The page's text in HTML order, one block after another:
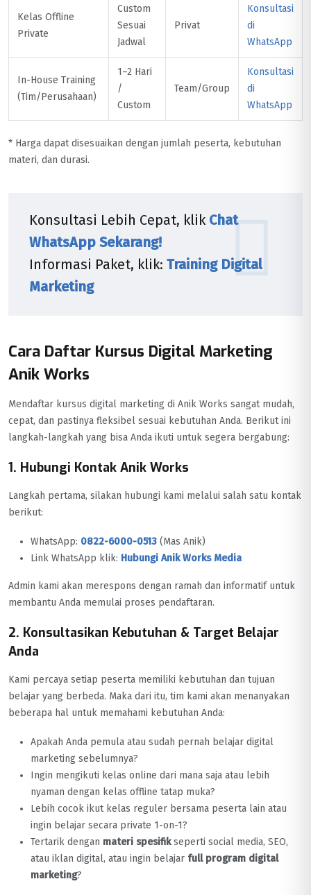
Kelas Offline
Private
Custom
Sesuai
Jadwal
Privat
Konsultasi
di
WhatsApp
In-House Training
(Tim/Perusahaan)
1–2 Hari
/
Custom
Team/Group
Konsultasi
di
WhatsApp
* Harga dapat disesuaikan dengan jumlah peserta, kebutuhan
materi, dan durasi.
Konsultasi Lebih Cepat, klik Chat
WhatsApp Sekarang!
Informasi Paket, klik: Training Digital
Marketing
Cara Daftar Kursus Digital Marketing
Anik Works
Mendaftar kursus digital marketing di Anik Works sangat mudah,
cepat, dan pastinya fleksibel sesuai kebutuhan Anda. Berikut ini
langkah-langkah yang bisa Anda ikuti untuk segera bergabung:
1. Hubungi Kontak Anik Works
Langkah pertama, silakan hubungi kami melalui salah satu kontak
berikut:
WhatsApp: 0822-6000-0513 (Mas Anik)
Link WhatsApp klik: Hubungi Anik Works Media
Admin kami akan merespons dengan ramah dan informatif untuk
membantu Anda memulai proses pendaftaran.
2. Konsultasikan Kebutuhan & Target Belajar
Anda
Kami percaya setiap peserta memiliki kebutuhan dan tujuan
belajar yang berbeda. Maka dari itu, tim kami akan menanyakan
beberapa hal untuk memahami kebutuhan Anda:
Apakah Anda pemula atau sudah pernah belajar digital
marketing sebelumnya?
Ingin mengikuti kelas online dari mana saja atau lebih
nyaman dengan kelas offline tatap muka?
Lebih cocok ikut kelas reguler bersama peserta lain atau
ingin belajar secara private 1-on-1?
Tertarik dengan materi spesifikseperti social media, SEO,
atau iklan digital, atau ingin belajar full program digital
marketing?